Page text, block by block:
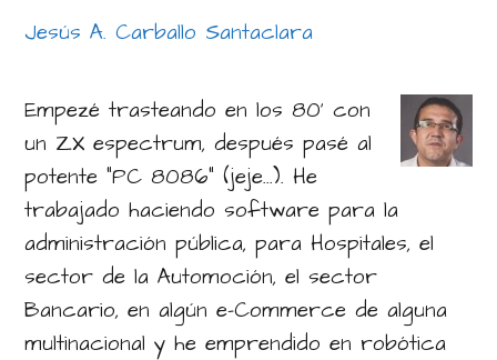
Jesús A. Carballo Santaclara
Empezé trasteando en los 80' con
un ZX espectrum, después pasé al
potente "PC 8086" (jeje...). He
trabajado haciendo software para la
administración pública, para Hospitales, el
sector de la Automoción, el sector
Bancario, en algún e-Commerce de alguna
multinacional y he emprendido en robótica